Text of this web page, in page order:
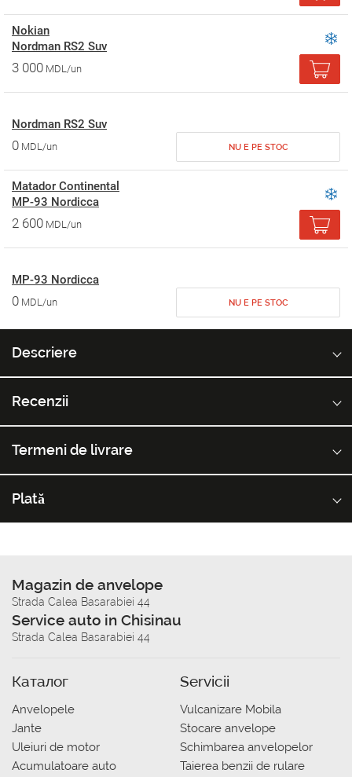
Nokian
Nordman RS2 Suv
3 000 MDL/un
Nordman RS2 Suv
0 MDL/un NU E PE STOC
Matador Continental
MP-93 Nordicca
2 600 MDL/un
MP-93 Nordicca
0 MDL/un NU E PE STOC
Descriere
Recenzii
Termeni de livrare
Plată
Magazin de anvelope
Strada Calea Basarabiei 44
Service auto in Chisinau
Strada Calea Basarabiei 44
Каталог
Anvelopele
Jante
Uleiuri de motor
Acumulatoare auto
Servicii
Vulcanizare Mobila
Stocare anvelope
Schimbarea anvelopelor
Taierea benzii de rulare